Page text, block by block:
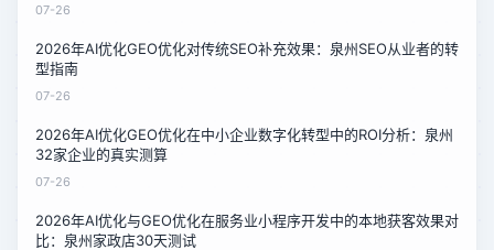
07-26
2026年AI优化GEO优化对传统SEO补充效果：泉州SEO从业者的转
型指南
07-26
2026年AI优化GEO优化在中小企业数字化转型中的ROI分析：泉州
32家企业的真实测算
07-26
2026年AI优化与GEO优化在服务业小程序开发中的本地获客效果对
比：泉州家政店30天测试